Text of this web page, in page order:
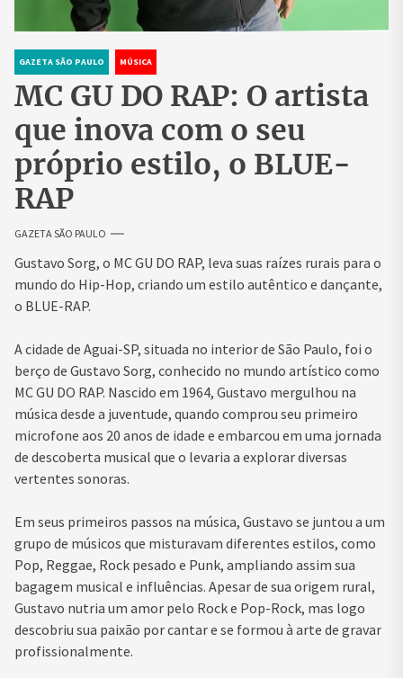
GAZETA SÃO PAULO MÚSICA
MC GU DO RAP: O artista
que inova com o seu
próprio estilo, o BLUE-
RAP
GAZETA SÃO PAULO
Gustavo Sorg, o MC GU DO RAP, leva suas raízes rurais para o
mundo do Hip-Hop, criando um estilo autêntico e dançante,
o BLUE-RAP.
A cidade de Aguai-SP, situada no interior de São Paulo, foi o
berço de Gustavo Sorg, conhecido no mundo artístico como
MC GU DO RAP. Nascido em 1964, Gustavo mergulhou na
música desde a juventude, quando comprou seu primeiro
microfone aos 20 anos de idade e embarcou em uma jornada
de descoberta musical que o levaria a explorar diversas
vertentes sonoras.
Em seus primeiros passos na música, Gustavo se juntou a um
grupo de músicos que misturavam diferentes estilos, como
Pop, Reggae, Rock pesado e Punk, ampliando assim sua
bagagem musical e influências. Apesar de sua origem rural,
Gustavo nutria um amor pelo Rock e Pop-Rock, mas logo
descobriu sua paixão por cantar e se formou à arte de gravar
profissionalmente.